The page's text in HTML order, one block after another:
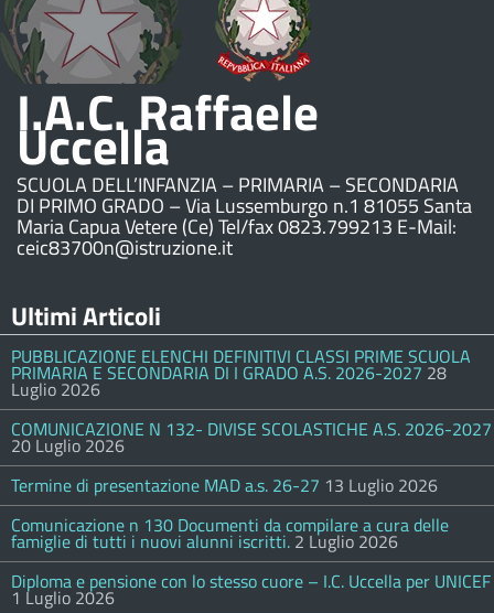
I.A.C. Raffaele
Uccella
SCUOLA DELL’INFANZIA – PRIMARIA – SECONDARIA
DI PRIMO GRADO – Via Lussemburgo n.1 81055 Santa
Maria Capua Vetere (Ce) Tel/fax 0823.799213 E-Mail:
ceic83700n@istruzione.it
Ultimi Articoli
PUBBLICAZIONE ELENCHI DEFINITIVI CLASSI PRIME SCUOLA
PRIMARIA E SECONDARIA DI I GRADO A.S. 2026-2027 28
Luglio 2026
COMUNICAZIONE N 132- DIVISE SCOLASTICHE A.S. 2026-2027
20 Luglio 2026
Termine di presentazione MAD a.s. 26-27 13 Luglio 2026
Comunicazione n 130 Documenti da compilare a cura delle
famiglie di tutti i nuovi alunni iscritti. 2 Luglio 2026
Diploma e pensione con lo stesso cuore – I.C. Uccella per UNICEF
1 Luglio 2026